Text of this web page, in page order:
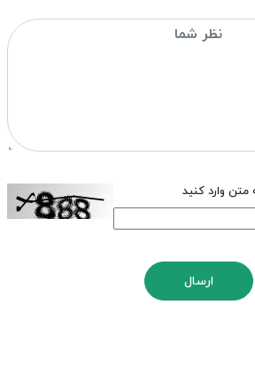
متن وارد کنید
ارسال